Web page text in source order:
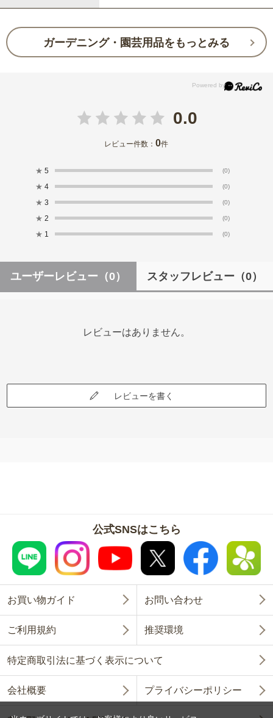
ガーデニング・園芸用品をもっとみる
0.0
レビュー件数：0件
★ 5 (0)
★ 4 (0)
★ 3 (0)
★ 2 (0)
★ 1 (0)
ユーザーレビュー （0） スタッフレビュー （0）
レビューはありません。
レビューを書く
公式SNSはこちら
お買い物ガイド お問い合わせ
ご利用規約 推奨環境
特定商取引法に基づく表示について
会社概要 プライバシーポリシー